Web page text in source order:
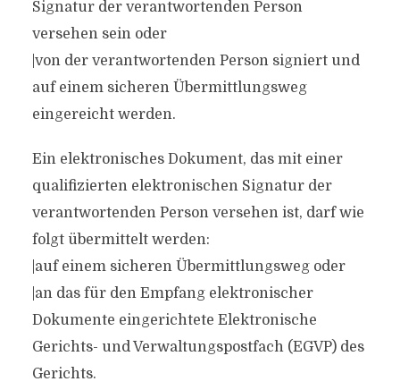
Signatur der verantwortenden Person
versehen sein oder
|von der verantwortenden Person signiert und
auf einem sicheren Übermittlungsweg
eingereicht werden.
Ein elektronisches Dokument, das mit einer
qualifizierten elektronischen Signatur der
verantwortenden Person versehen ist, darf wie
folgt übermittelt werden:
|auf einem sicheren Übermittlungsweg oder
|an das für den Empfang elektronischer
Dokumente eingerichtete Elektronische
Gerichts- und Verwaltungspostfach (EGVP) des
Gerichts.